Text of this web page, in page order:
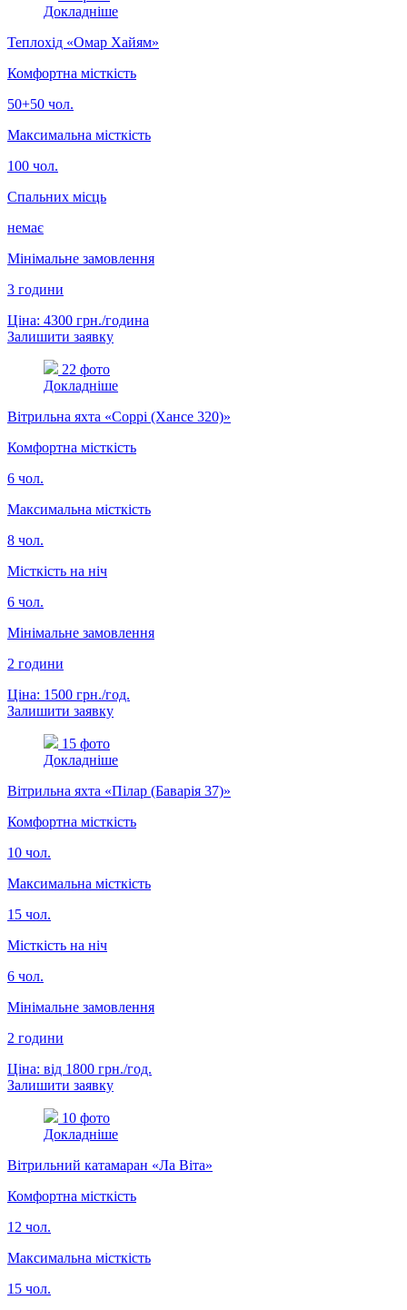
Докладніше
Теплохід «Омар Хайям»
Комфортна місткість
50+50 чол.
Максимальна місткість
100 чол.
Спальних місць
немає
Мінімальне замовлення
3 години
Ціна: 4300 грн./година
Залишити заявку
22 фото
Докладніше
Вітрильна яхта «Соррі (Хансе 320)»
Комфортна місткість
6 чол.
Максимальна місткість
8 чол.
Місткість на ніч
6 чол.
Мінімальне замовлення
2 години
Ціна: 1500 грн./год.
Залишити заявку
15 фото
Докладніше
Вітрильна яхта «Пілар (Баварія 37)»
Комфортна місткість
10 чол.
Максимальна місткість
15 чол.
Місткість на ніч
6 чол.
Мінімальне замовлення
2 години
Ціна: від 1800 грн./год.
Залишити заявку
10 фото
Докладніше
Вітрильний катамаран «Ла Віта»
Комфортна місткість
12 чол.
Максимальна місткість
15 чол.